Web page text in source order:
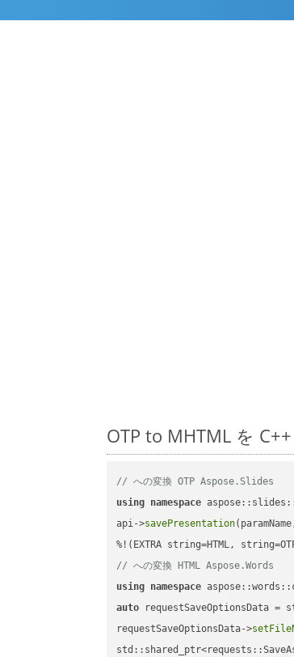
OTP to MHTML を
// への変換 OTP Aspose.Slides
using namespace
api->savePresentation
// への変換 HTML Aspose.Words
using namespace
auto requestSaveOptionsData =
requestSaveOptionsData->